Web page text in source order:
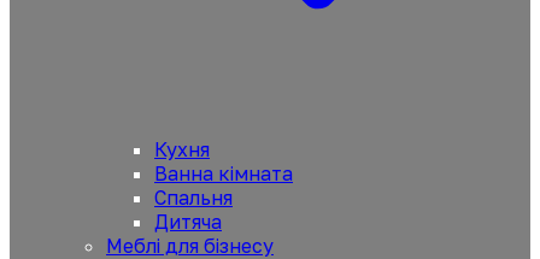
Кухня
Ванна кімната
Спальня
Дитяча
Меблі для бізнесу